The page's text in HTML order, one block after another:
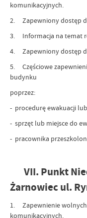
komunikacyjnych.
2. Zapewniony dostęp
3. Informacja na temat
4. Zapewniony dostęp
5. Częściowe
budynku
poprzez:
- procedurę ewakuacji
- sprzęt lub miejsce do
- pracownika
VII. Punkt
Żarnowiec ul.
1. Zapewnienie wolnych
komunikacyjnych.